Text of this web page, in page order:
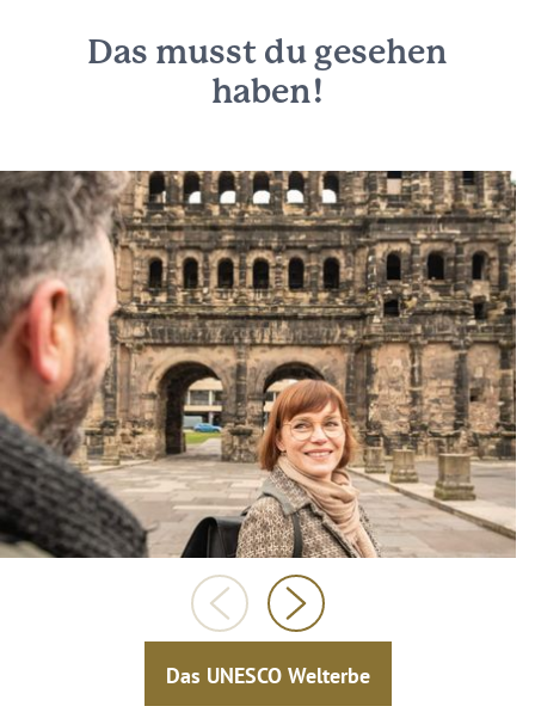
Das musst du gesehen
haben!
Das UNESCO Welterbe